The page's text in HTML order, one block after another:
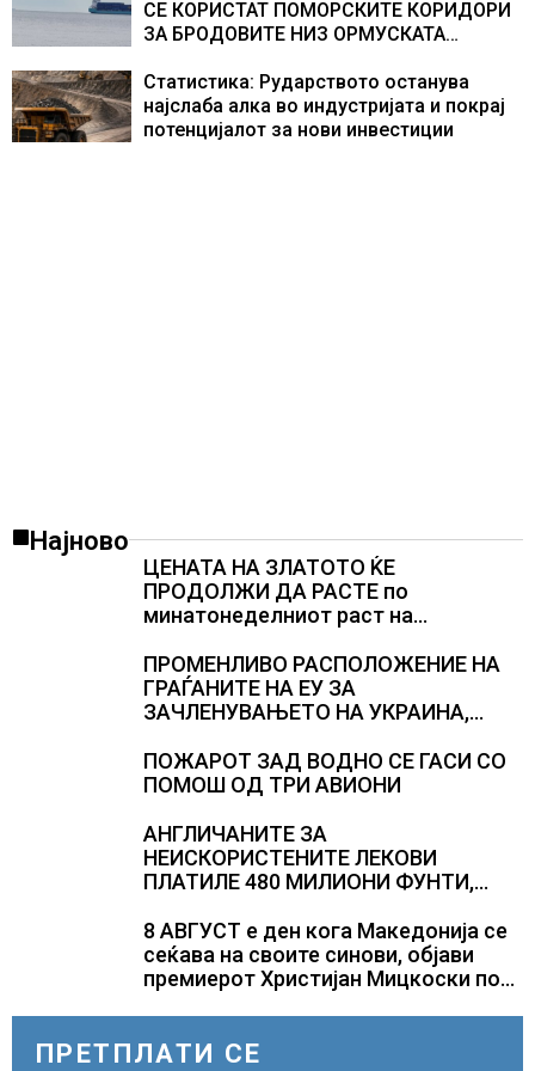
СЕ КОРИСТАТ ПОМОРСКИТЕ КОРИДОРИ
ЗА БРОДОВИТЕ НИЗ ОРМУСКАТА
Статистика: Рударството останува
најслаба алка во индустријата и покрај
потенцијалот за нови инвестиции
Најново
ЦЕНАТА НА ЗЛАТОТО ЌЕ
ПРОДОЛЖИ ДА РАСТЕ по
минатонеделниот раст на
ПРОМЕНЛИВО РАСПОЛОЖЕНИЕ НА
ГРАЃАНИТЕ НА ЕУ ЗА
ЗАЧЛЕНУВАЊЕТО НА УКРАИНА,
Полска, Франција и Германија
ПОЖАРОТ ЗАД ВОДНО СЕ ГАСИ СО
ПОМОШ ОД ТРИ АВИОНИ
АНГЛИЧАНИТЕ ЗА
НЕИСКОРИСТЕНИТЕ ЛЕКОВИ
ПЛАТИЛЕ 480 МИЛИОНИ ФУНТИ,
само лекови што навистина им се
потребни
8 АВГУСТ е ден кога Македонија се
сеќава на своите синови, објави
премиерот Христијан Мицкоски по
прилепски бранители
ПРЕТПЛАТИ СЕ